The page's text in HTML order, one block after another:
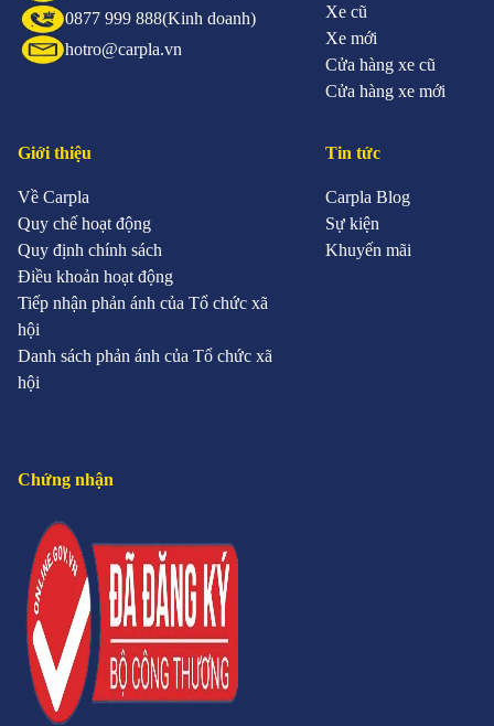
0877 999 888(Kinh doanh)
hotro@carpla.vn
Xe cũ
Xe mới
Cửa hàng xe cũ
Cửa hàng xe mới
Giới thiệu
Về Carpla
Quy chế hoạt động
Quy định chính sách
Điều khoản hoạt động
Tiếp nhận phản ánh của Tổ chức xã
hội
Danh sách phản ánh của Tổ chức xã
hội
Tin tức
Carpla Blog
Sự kiện
Khuyến mãi
Chứng nhận